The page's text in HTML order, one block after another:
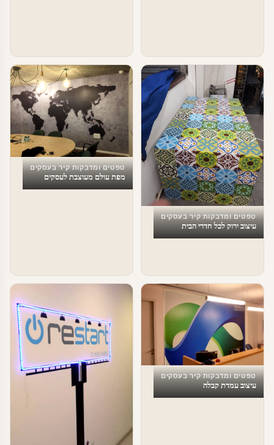
טפטים ומדבקות קיר בעסקים
עיצוב ירוק לכל חדרי הבית
טפטים ומדבקות קיר בעסקים
מפת עולם מעוצבת לעסקים
טפטים ומדבקות קיר בעסקים
עיצוב עמדת קבלה